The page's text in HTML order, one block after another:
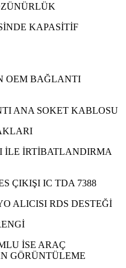
KAPASİTİF
OEM BAĞLANTI
ANA SOKET KABLOSU
İLE İRTİBATLANDIRMA
ÇIKIŞI IC TDA 7388
ALICISI RDS DESTEĞİ
İSE ARAÇ
GÖRÜNTÜLEME